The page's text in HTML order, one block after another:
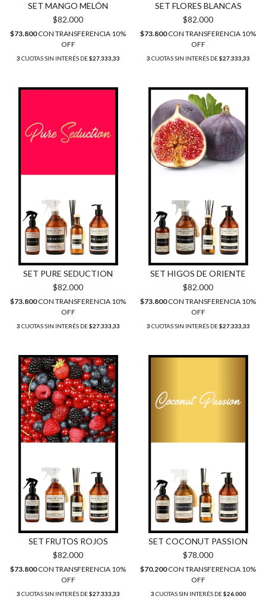
SET MANGO MELÓN
$82.000
$73.800CON TRANSFERENCIA 10%
OFF
3 CUOTAS SIN INTERÉS DE$27.333,33
SET FLORES BLANCAS
$82.000
$73.800CON TRANSFERENCIA 10%
OFF
3 CUOTAS SIN INTERÉS DE$27.333,33
SET PURE SEDUCTION
$82.000
$73.800CON TRANSFERENCIA 10%
OFF
3 CUOTAS SIN INTERÉS DE$27.333,33
SET HIGOS DE ORIENTE
$82.000
$73.800CON TRANSFERENCIA 10%
OFF
3 CUOTAS SIN INTERÉS DE$27.333,33
SET FRUTOS ROJOS
$82.000
$73.800CON TRANSFERENCIA 10%
OFF
3 CUOTAS SIN INTERÉS DE$27.333,33
SET COCONUT PASSION
$78.000
$70.200CON TRANSFERENCIA 10%
OFF
3 CUOTAS SIN INTERÉS DE$26.000